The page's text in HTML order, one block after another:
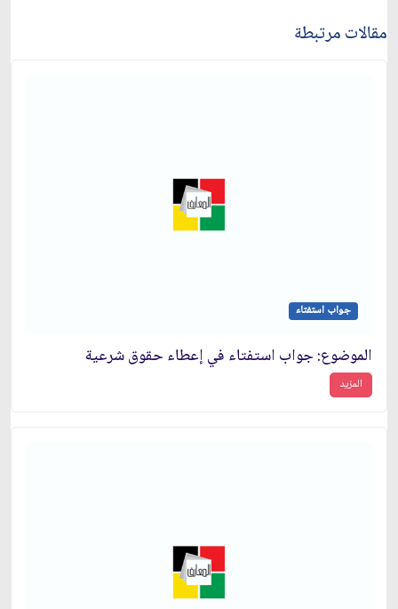
مقالات مرتبطة
جواب استفتاء
الموضوع: جواب استفتاء في إعطاء حقوق شرعية
المزيد